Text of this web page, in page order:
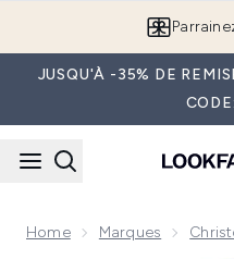
JUSQU'À -35% DE
Home Marques